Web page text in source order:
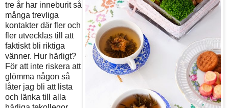
tre år har inneburit så
många trevliga
kontakter där fler och
fler utvecklas till att
faktiskt bli riktiga
vänner. Hur härligt?
För att inte riskera att
glömma någon så
låter jag bli att lista
och länka till alla